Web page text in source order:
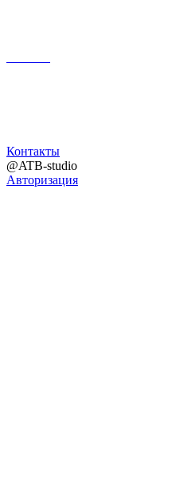
Контакты
@ATB-studio
Авторизация